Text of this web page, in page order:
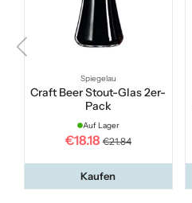
Spiegelau
Craft Beer Stout-Glas 2er-
Pack
Auf Lager
€18.18 €21.84
Kaufen